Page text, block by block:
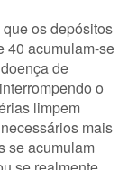
os depósitos
40 acumulam-se
de
o
limpem
mais
se acumulam